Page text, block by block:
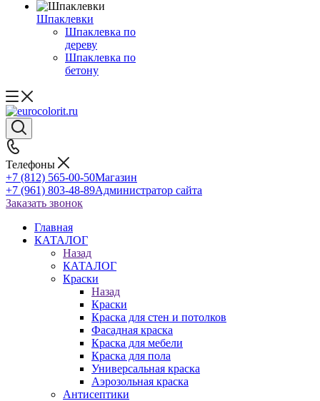
Шпаклевки
Шпаклевка по
дереву
Шпаклевка по
бетону
Телефоны
+7 (812) 565-00-50Магазин
+7 (961) 803-48-89Администратор сайта
Заказать звонок
Главная
КАТАЛОГ
Назад
КАТАЛОГ
Краски
Назад
Краски
Краска для стен и потолков
Фасадная краска
Краска для мебели
Краска для пола
Универсальная краска
Аэрозольная краска
Антисептики